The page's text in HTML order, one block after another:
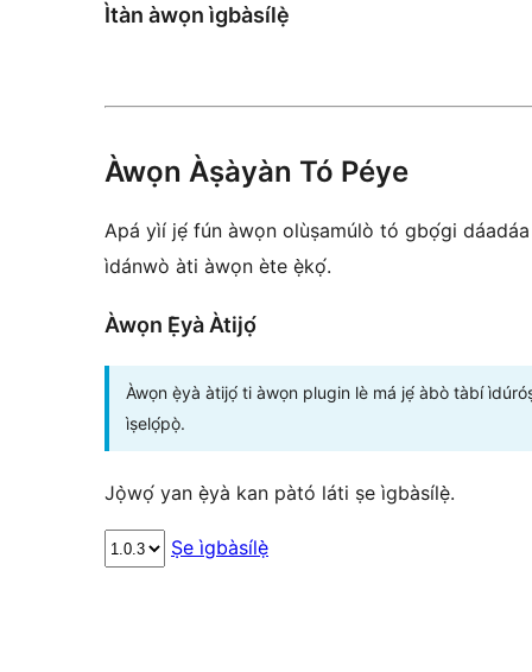
Ìtàn àwọn ìgbàsílẹ̀
Àwọn Àṣàyàn Tó Péye
Apá yìí jẹ́ fún àwọn olùṣamúlò tó gbọ́gi
ìdánwò àti àwọn ète ẹ̀kọ́.
Àwọn Ẹ̀yà Àtijọ́
Àwọn ẹ̀yà àtijọ́ ti àwọn plugin lè má jẹ́ àbò tàbí
ìṣelọ́pọ̀.
Jọ̀wọ́ yan ẹ̀yà kan pàtó láti ṣe ìgbàsílẹ̀.
Ṣe ìgbàsílẹ̀